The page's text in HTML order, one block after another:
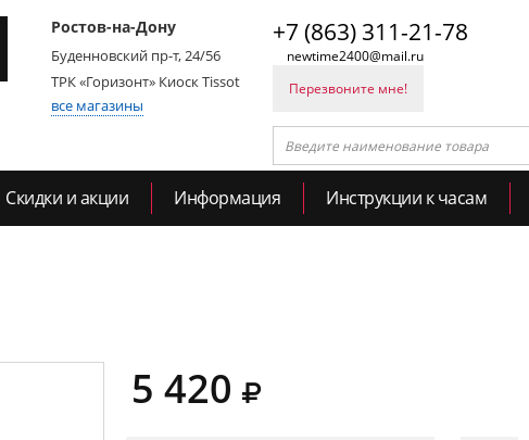
Ростов-на-Дону
Буденновский пр-т, 24/56
ТРК «Горизонт» Киоск Tissot
все магазины
+7 (863) 311-21-78
newtime2400@mail.ru
Перезвоните мне!
Скидки и акции Информация Инструкции к часам
5 420